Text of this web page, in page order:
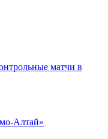
матчи в
Алтай»